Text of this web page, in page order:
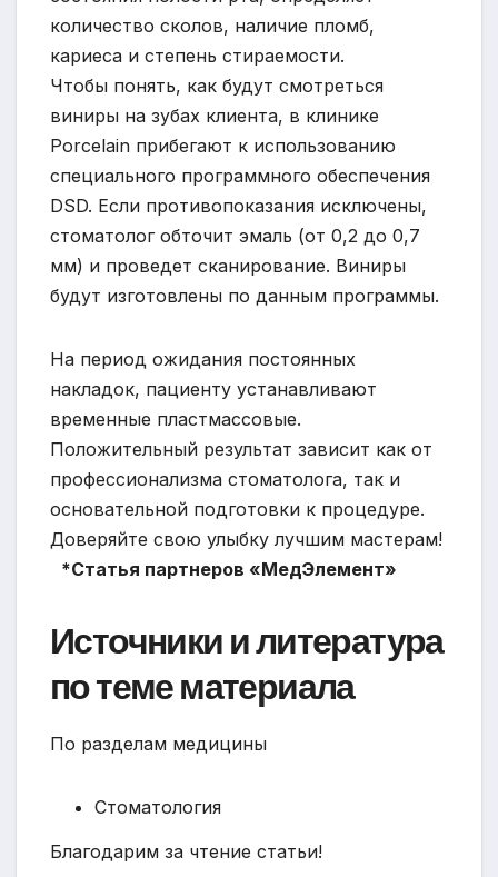
количество сколов, наличие пломб,
кариеса и степень стираемости.
Чтобы понять, как будут смотреться
виниры на зубах клиента, в клинике
Porcelain прибегают к использованию
специального программного обеспечения
DSD. Если противопоказания исключены,
стоматолог обточит эмаль (от 0,2 до 0,7
мм) и проведет сканирование. Виниры
будут изготовлены по данным программы.
На период ожидания постоянных
накладок, пациенту устанавливают
временные пластмассовые.
Положительный результат зависит как от
профессионализма стоматолога, так и
основательной подготовки к процедуре.
Доверяйте свою улыбку лучшим мастерам!
*Статья партнеров «МедЭлемент»
Источники и литература
по теме материала
По разделам медицины
Стоматология
Благодарим за чтение статьи!